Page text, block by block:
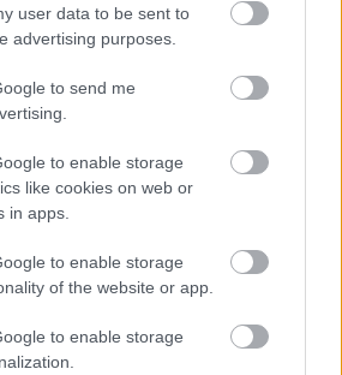
user data to be sent to
advertising purposes.
to send me
to enable storage
like cookies on web or
in apps.
to enable storage
of the website or app.
to enable storage
De nagy szerencsénkre a
a titkokat. S megmutatja,
dekadenciájukban azt mondják:
Mi mindig fölfelé tekintünk, ők
kesergnek, hogy lent vannak, s
süllyednek. Vagyis a
információkat hordoz a lapos
egyes szavában. Csak lassan
és máris
Bármilyen magyar szóval
Ön is a szemét és mondja
például azt, hogy
satu. (Ami
Aligha!